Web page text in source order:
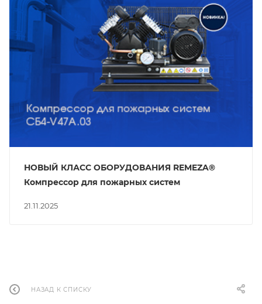
21.11.2025
НОВЫЙ КЛАСС ОБОРУДОВАНИЯ REMEZA®
Компрессор для пожарных систем
НАЗАД К СПИСКУ